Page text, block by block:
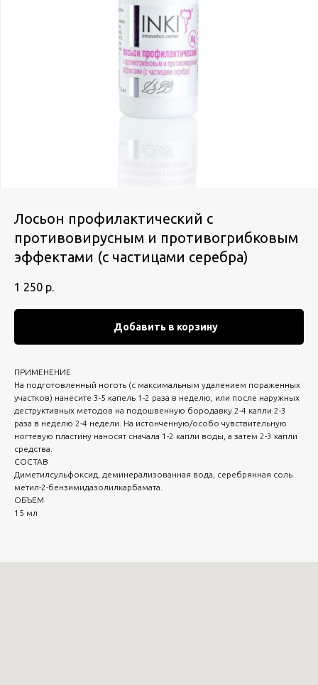
Лосьон профилактический с
противовирусным и противогрибковым
эффектами (с частицами серебра)
1 250 р.
Добавить в корзину
ПРИМЕНЕНИЕ
На подготовленный ноготь (с максимальным удалением пораженных
участков) нанесите 3-5 капель 1-2 раза в неделю, или после наружных
деструктивных методов на подошвенную бородавку 2-4 капли 2-3
раза в неделю 2-4 недели. На истонченную/особо чувствительную
ногтевую пластину наносят сначала 1-2 капли воды, а затем 2-3 капли
средства.
СОСТАВ
Диметилсульфоксид, деминерализованная вода, серебрянная соль
метил-2-бензимидазолилкарбамата.
ОБЪЕМ
15 мл